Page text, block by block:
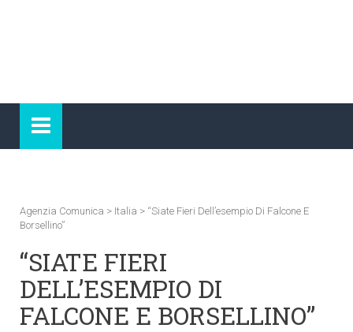
Agenzia Comunica > Italia > “Siate Fieri Dell’esempio Di Falcone E
Borsellino”
“SIATE FIERI
DELL’ESEMPIO DI
FALCONE E BORSELLINO”